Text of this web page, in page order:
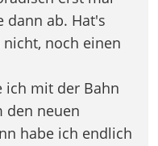
dann ab. Hat's
noch einen
ich mit der Bahn
den neuen
habe ich endlich